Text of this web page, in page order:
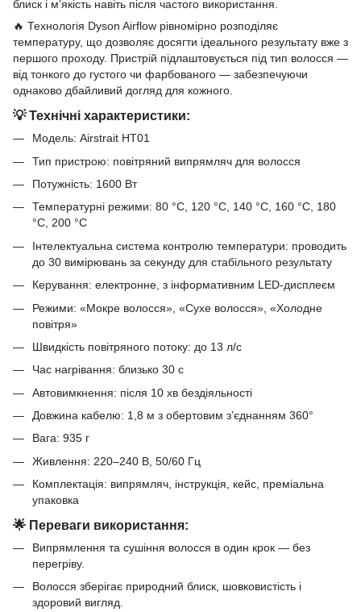
блиск і м’якість навіть після частого використання.
🔥 Технологія Dyson Airflow рівномірно розподіляє
температуру, що дозволяє досягти ідеального результату вже з
першого проходу. Пристрій підлаштовується під тип волосся —
від тонкого до густого чи фарбованого — забезпечуючи
однаково дбайливий догляд для кожного.
💡 Технічні характеристики:
Модель: Airstrait HT01
Тип пристрою: повітряний випрямляч для волосся
Потужність: 1600 Вт
Температурні режими: 80 °C, 120 °C, 140 °C, 160 °C, 180
°C, 200 °C
Інтелектуальна система контролю температури: проводить
до 30 вимірювань за секунду для стабільного результату
Керування: електронне, з інформативним LED-дисплеєм
Режими: «Мокре волосся», «Сухе волосся», «Холодне
повітря»
Швидкість повітряного потоку: до 13 л/с
Час нагрівання: близько 30 с
Автовимкнення: після 10 хв бездіяльності
Довжина кабелю: 1,8 м з обертовим з’єднанням 360°
Вага: 935 г
Живлення: 220–240 В, 50/60 Гц
Комплектація: випрямляч, інструкція, кейс, преміальна
упаковка
🌟 Переваги використання:
Випрямлення та сушіння волосся в один крок — без
перегріву.
Волосся зберігає природний блиск, шовковистість і
здоровий вигляд.